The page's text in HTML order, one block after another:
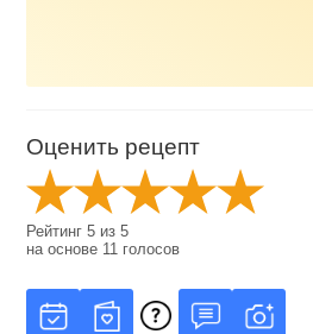
Оценить рецепт
Рейтинг5 из5
на основе 11 голосов